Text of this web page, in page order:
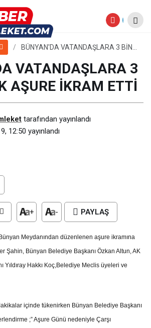
BÜNYAN'DA VATANDAŞLARA 3 BİN
VATANDAŞLARA 3
AŞURE İKRAM ETTİ
tarafından yayınlandı
12:50 yayınlandı
+ - PAYLAŞ
Meydanından düzenlenen aşure ikramına
Şahin, Bünyan Belediye Başkanı Özkan Altun, AK
Yıldıray Hakkı Koç,Belediye Meclis üyeleri ve
içinde tükenirken Bünyan Belediye Başkanı
;” Aşure Günü nedeniyle Çarşı
VATANDAŞLARA 3
İKRAM ETTİ